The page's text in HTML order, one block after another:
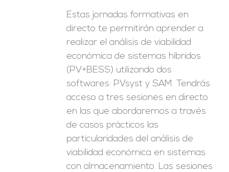
Estas jornadas formativas en
directo te permitirán aprender a
realizar el análisis de viabilidad
económica de sistemas híbridos
(PV+BESS) utilizando dos
softwares: PVsyst y SAM. Tendrás
acceso a tres sesiones en directo
en las que abordaremos a través
de casos prácticos las
particularidades del análisis de
viabilidad económica en sistemas
con almacenamiento. Las sesiones